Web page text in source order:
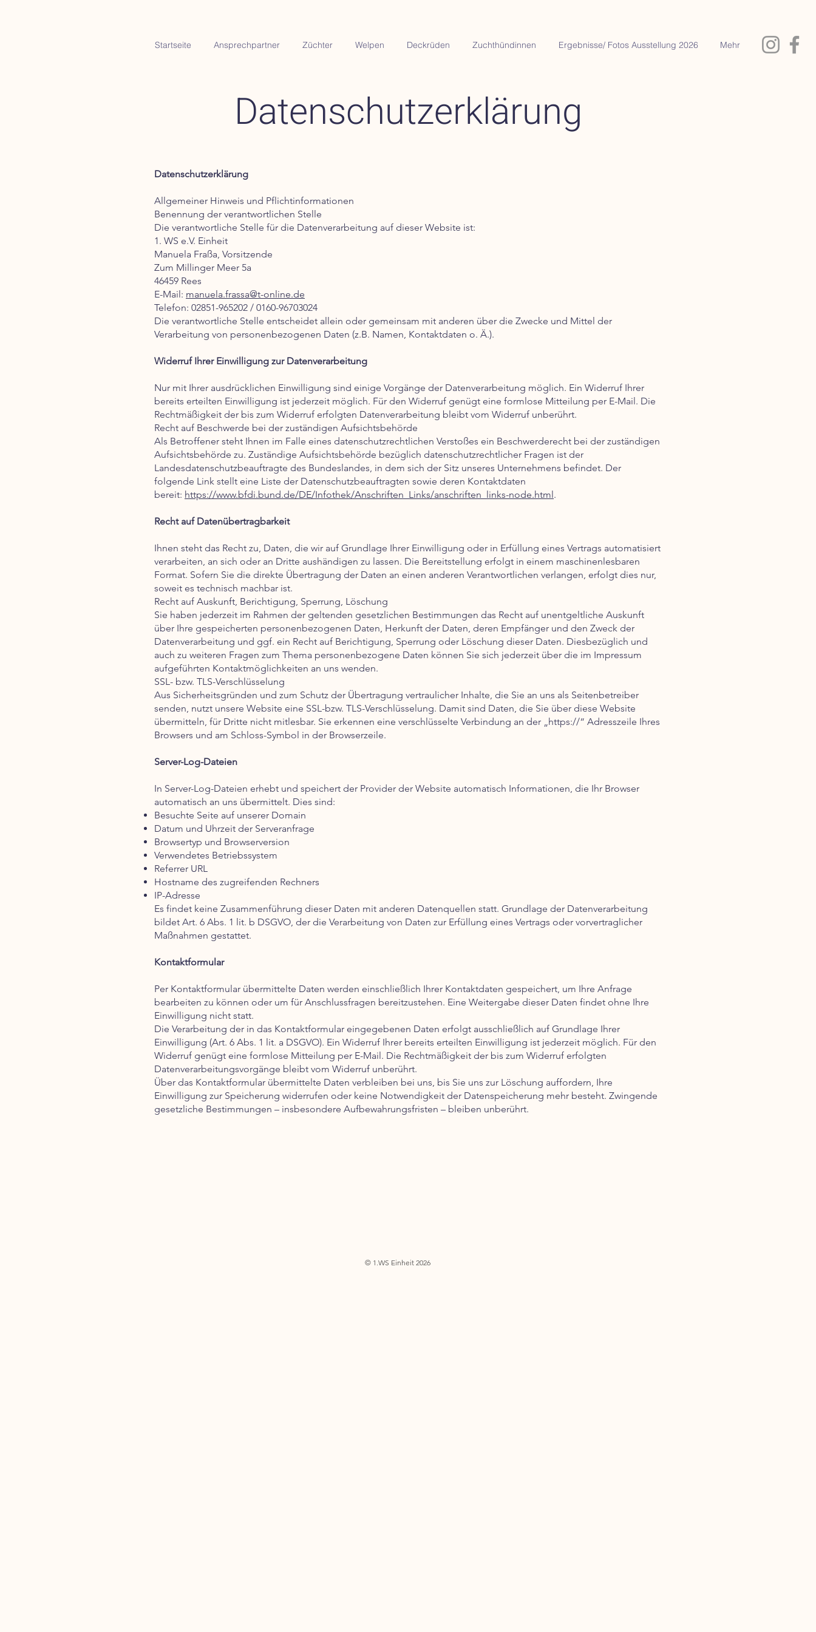
Startseite Ansprechpartner Züchter Welpen Deckrüden Zuchthündinnen Ergebnisse/ Fotos Ausstellung 2026 Mehr
Datenschutzerklärung
Datenschutzerklärung
Allgemeiner Hinweis und Pflichtinformationen
Benennung der verantwortlichen Stelle
Die verantwortliche Stelle für die Datenverarbeitung auf dieser Website ist:
1. WS e.V. Einheit
Manuela Fraßa, Vorsitzende
Zum Millinger Meer 5a
46459 Rees
E-Mail: manuela.frassa@t-online.de
Telefon: 02851-965202 / 0160-96703024
Die verantwortliche Stelle entscheidet allein oder gemeinsam mit anderen über die Zwecke und Mittel der
Verarbeitung von personenbezogenen Daten (z.B. Namen, Kontaktdaten o. Ä.).
Widerruf Ihrer Einwilligung zur Datenverarbeitung
Nur mit Ihrer ausdrücklichen Einwilligung sind einige Vorgänge der Datenverarbeitung möglich. Ein Widerruf Ihrer
bereits erteilten Einwilligung ist jederzeit möglich. Für den Widerruf genügt eine formlose Mitteilung per E-Mail. Die
Rechtmäßigkeit der bis zum Widerruf erfolgten Datenverarbeitung bleibt vom Widerruf unberührt.
Recht auf Beschwerde bei der zuständigen Aufsichtsbehörde
Als Betroffener steht Ihnen im Falle eines datenschutzrechtlichen Verstoßes ein Beschwerderecht bei der zuständigen
Aufsichtsbehörde zu. Zuständige Aufsichtsbehörde bezüglich datenschutzrechtlicher Fragen ist der
Landesdatenschutzbeauftragte des Bundeslandes, in dem sich der Sitz unseres Unternehmens befindet. Der
folgende Link stellt eine Liste der Datenschutzbeauftragten sowie deren Kontaktdaten
bereit: https://www.bfdi.bund.de/DE/Infothek/Anschriften_Links/anschriften_links-node.html.
Recht auf Datenübertragbarkeit
Ihnen steht das Recht zu, Daten, die wir auf Grundlage Ihrer Einwilligung oder in Erfüllung eines Vertrags automatisiert
verarbeiten, an sich oder an Dritte aushändigen zu lassen. Die Bereitstellung erfolgt in einem maschinenlesbaren
Format. Sofern Sie die direkte Übertragung der Daten an einen anderen Verantwortlichen verlangen, erfolgt dies nur,
soweit es technisch machbar ist.
Recht auf Auskunft, Berichtigung, Sperrung, Löschung
Sie haben jederzeit im Rahmen der geltenden gesetzlichen Bestimmungen das Recht auf unentgeltliche Auskunft
über Ihre gespeicherten personenbezogenen Daten, Herkunft der Daten, deren Empfänger und den Zweck der
Datenverarbeitung und ggf. ein Recht auf Berichtigung, Sperrung oder Löschung dieser Daten. Diesbezüglich und
auch zu weiteren Fragen zum Thema personenbezogene Daten können Sie sich jederzeit über die im Impressum
aufgeführten Kontaktmöglichkeiten an uns wenden.
SSL- bzw. TLS-Verschlüsselung
Aus Sicherheitsgründen und zum Schutz der Übertragung vertraulicher Inhalte, die Sie an uns als Seitenbetreiber
senden, nutzt unsere Website eine SSL-bzw. TLS-Verschlüsselung. Damit sind Daten, die Sie über diese Website
übermitteln, für Dritte nicht mitlesbar. Sie erkennen eine verschlüsselte Verbindung an der „https://“ Adresszeile Ihres
Browsers und am Schloss-Symbol in der Browserzeile.
Server-Log-Dateien
In Server-Log-Dateien erhebt und speichert der Provider der Website automatisch Informationen, die Ihr Browser
automatisch an uns übermittelt. Dies sind:
Besuchte Seite auf unserer Domain
Datum und Uhrzeit der Serveranfrage
Browsertyp und Browserversion
Verwendetes Betriebssystem
Referrer URL
Hostname des zugreifenden Rechners
IP-Adresse
Es findet keine Zusammenführung dieser Daten mit anderen Datenquellen statt. Grundlage der Datenverarbeitung
bildet Art. 6 Abs. 1 lit. b DSGVO, der die Verarbeitung von Daten zur Erfüllung eines Vertrags oder vorvertraglicher
Maßnahmen gestattet.
Kontaktformular
Per Kontaktformular übermittelte Daten werden einschließlich Ihrer Kontaktdaten gespeichert, um Ihre Anfrage
bearbeiten zu können oder um für Anschlussfragen bereitzustehen. Eine Weitergabe dieser Daten findet ohne Ihre
Einwilligung nicht statt.
Die Verarbeitung der in das Kontaktformular eingegebenen Daten erfolgt ausschließlich auf Grundlage Ihrer
Einwilligung (Art. 6 Abs. 1 lit. a DSGVO). Ein Widerruf Ihrer bereits erteilten Einwilligung ist jederzeit möglich. Für den
Widerruf genügt eine formlose Mitteilung per E-Mail. Die Rechtmäßigkeit der bis zum Widerruf erfolgten
Datenverarbeitungsvorgänge bleibt vom Widerruf unberührt.
Über das Kontaktformular übermittelte Daten verbleiben bei uns, bis Sie uns zur Löschung auffordern, Ihre
Einwilligung zur Speicherung widerrufen oder keine Notwendigkeit der Datenspeicherung mehr besteht. Zwingende
gesetzliche Bestimmungen – insbesondere Aufbewahrungsfristen – bleiben unberührt.
© 1.WS Einheit 2026